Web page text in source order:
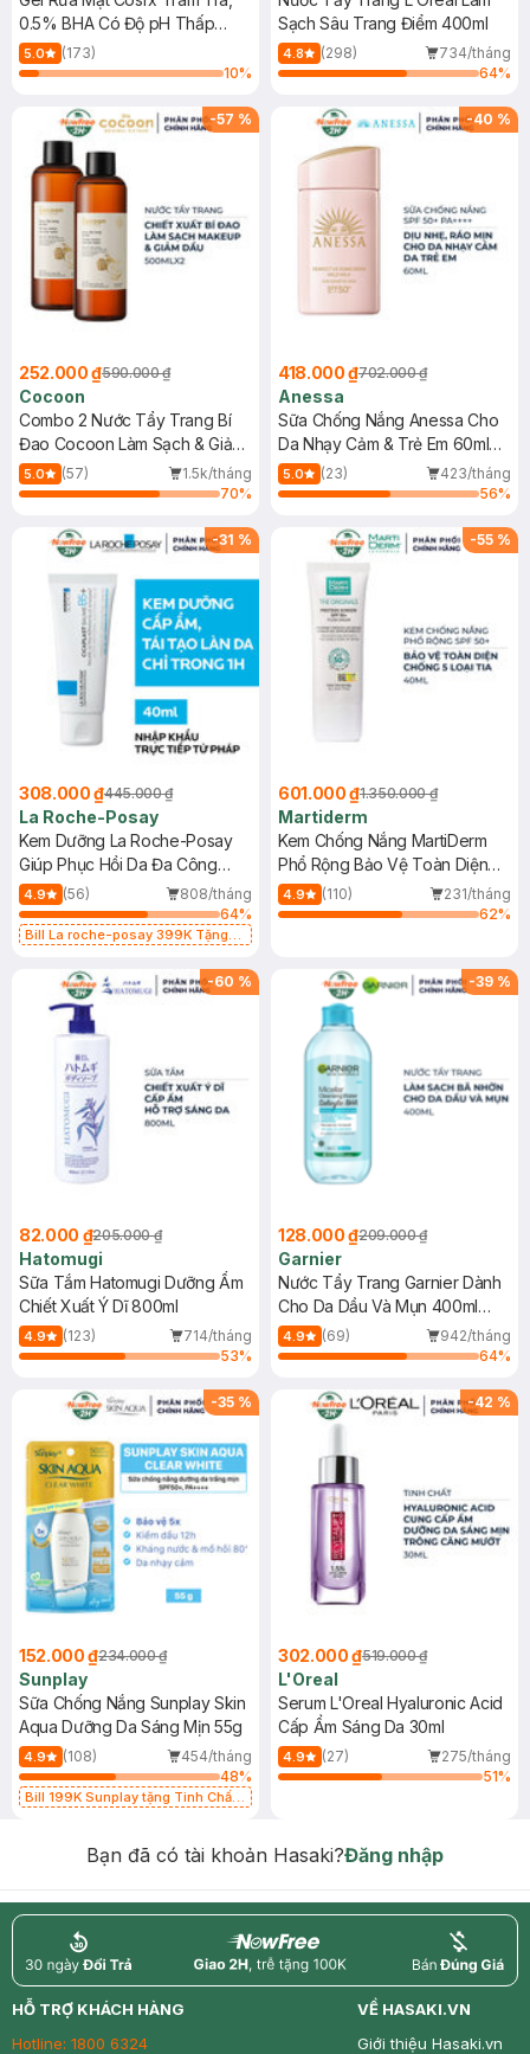
0.5% BHA Có Độ pH Thấp
150ml
5.0
(173)
10%
Sạch Sâu Trang Điểm 400ml
4.8 (298)
734/tháng
64%
-57 %
252.000 ₫590.000 ₫
Cocoon
Combo 2 Nước Tẩy Trang Bí
Đao Cocoon Làm Sạch & Giảm
Dầu 500ml
5.0 (57)
1.5k/tháng
70%
-40 %
418.000 ₫702.000 ₫
Anessa
Sữa Chống Nắng Anessa Cho
Da Nhạy Cảm & Trẻ Em 60ml
(Mới)
5.0 (23)
423/tháng
56%
-31 %
308.000 ₫445.000 ₫
La Roche-Posay
Kem Dưỡng La Roche-Posay
Giúp Phục Hồi Da Đa Công
Dụng 40ml
4.9 (56)
808/tháng
64%
Bill La roche-posay 399K Tặng
(SL có hạn)
-55 %
601.000 ₫1.350.000 ₫
Martiderm
Kem Chống Nắng MartiDerm
Phổ Rộng Bảo Vệ Toàn Diện
40ml
4.9 (110)
231/tháng
62%
-60 %
82.000 ₫205.000 ₫
Hatomugi
Sữa Tắm Hatomugi Dưỡng Ẩm
Chiết Xuất Ý Dĩ 800ml
4.9 (123)
714/tháng
53%
-39 %
128.000 ₫209.000 ₫
Garnier
Nước Tẩy Trang Garnier Dành
Cho Da Dầu Và Mụn 400ml
(Mới)
4.9 (69)
942/tháng
64%
-35 %
152.000 ₫234.000 ₫
Sunplay
Sữa Chống Nắng Sunplay Skin
Aqua Dưỡng Da Sáng Mịn 55g
4.9 (108)
454/tháng
48%
Bill 199K Sunplay tặng Tinh Chất
-42 %
302.000 ₫519.000 ₫
L'Oreal
Serum L'Oreal Hyaluronic Acid
Cấp Ẩm Sáng Da 30ml
4.9 (27)
275/tháng
51%
Bạn đã có tài khoản Hasaki?Đăng nhập
return nowfree price
HỖ TRỢ KHÁCH HÀNG
Hotline: 1800 6324
VỀ HASAKI.VN
Giới thiệu Hasaki.vn